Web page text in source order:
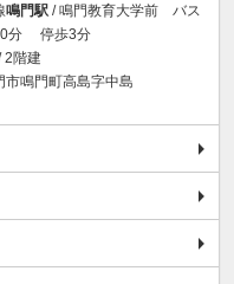
鳴門駅 / 鳴門教育大学前 バス
分 停歩3分
2階建
市鳴門町高島字中島